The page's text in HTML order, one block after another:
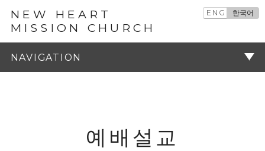
NEW HEART
MISSION CHURCH
ENG 한국어
예배설교